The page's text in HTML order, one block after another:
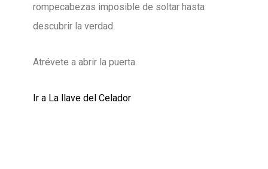
rompecabezas imposible de soltar hasta
descubrir la verdad.
Atrévete a abrir la puerta.
Ir a La llave del Celador